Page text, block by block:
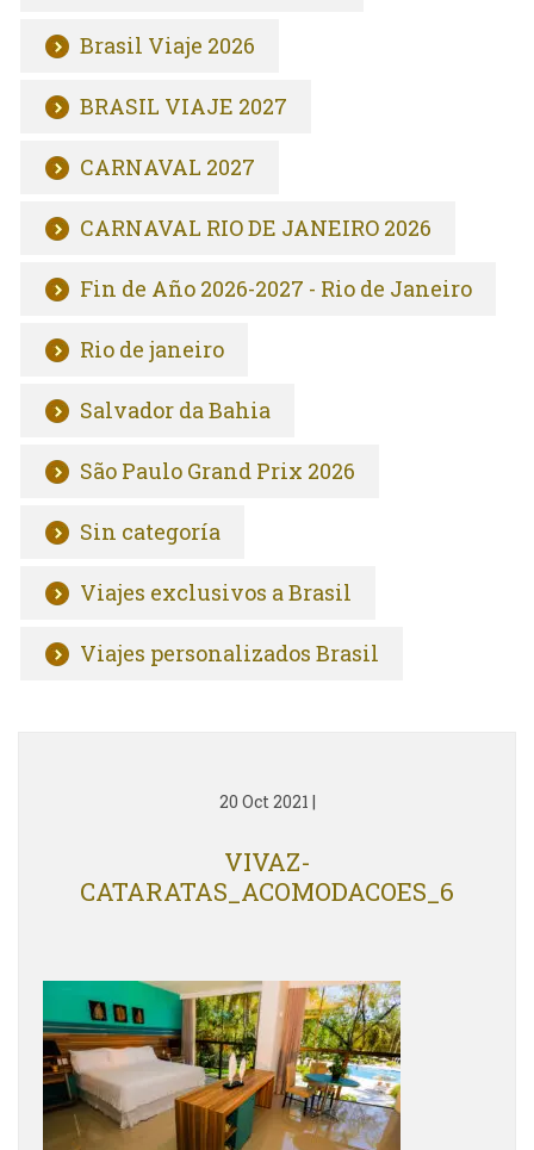
Brasil Viaje 2026
BRASIL VIAJE 2027
CARNAVAL 2027
CARNAVAL RIO DE JANEIRO 2026
Fin de Año 2026-2027 - Rio de Janeiro
Rio de janeiro
Salvador da Bahia
São Paulo Grand Prix 2026
Sin categoría
Viajes exclusivos a Brasil
Viajes personalizados Brasil
20 Oct 2021 |
VIVAZ-
CATARATAS_ACOMODACOES_6